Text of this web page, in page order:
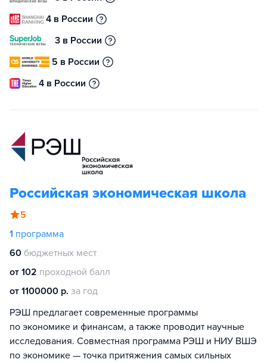
4 в России
3 в России
5 в России
4 в России
Российская экономическая школа
5
1 программа
60 бюджетных мест
от 102 проходной балл
от 1100000 р. за год
РЭШ предлагает современные программы
по экономике и финансам, а также проводит научные
исследования. Совместная программа РЭШ и НИУ ВШЭ
по экономике — точка притяжения самых сильных